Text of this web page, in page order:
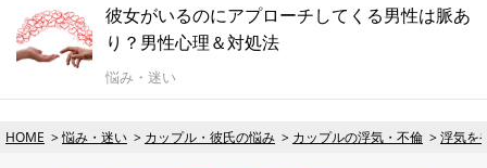
彼女がいるのにアプローチしてくる男性は脈あ
り？男性心理＆対処法
悩み・迷い
HOME 悩み・迷い カップル・彼氏の悩み カップルの浮気・不倫 浮気を